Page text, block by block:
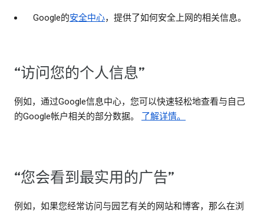
Google的安全中心，提供了如何安全上网的相关信息。
“访问您的个人信息”
例如，通过Google信息中心，您可以快速轻松地查看与自己
的Google帐户相关的部分数据。 了解详情。
“您会看到最实用的广告”
例如，如果您经常访问与园艺有关的网站和博客，那么在浏